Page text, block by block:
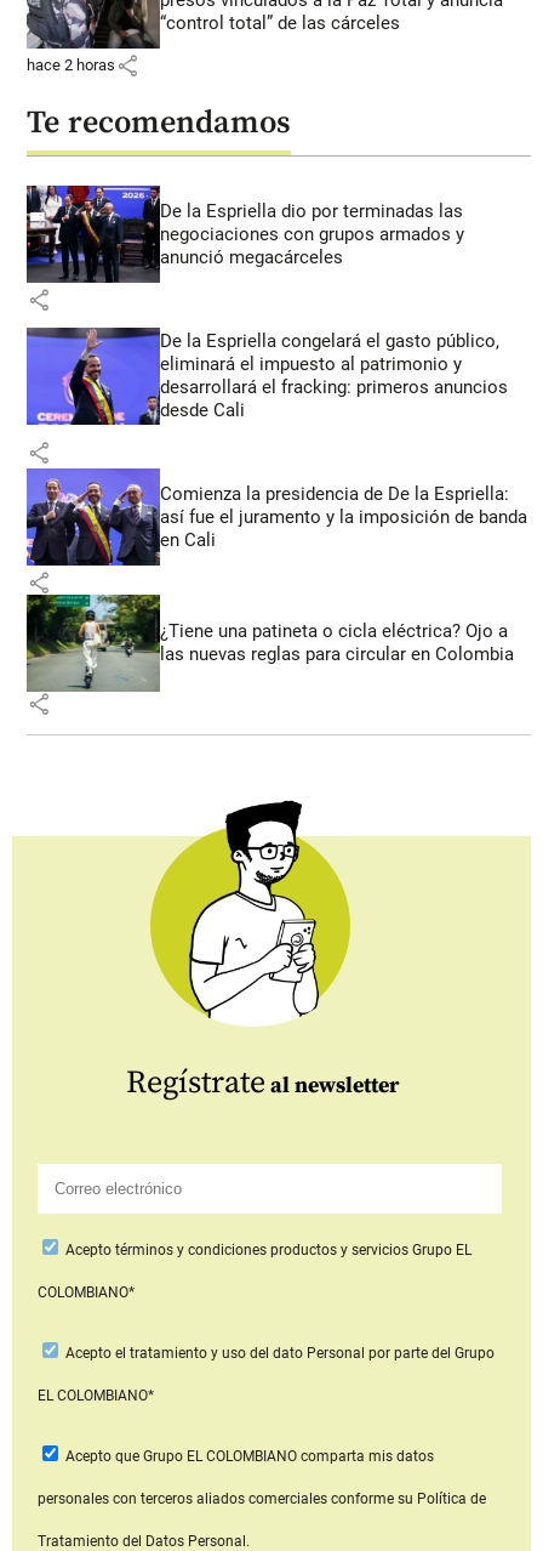
“control total” de las cárceles
hace 2 horas share
Te recomendamos
De la Espriella dio por terminadas las
negociaciones con grupos armados y
anunció megacárceles
share
De la Espriella congelará el gasto público,
eliminará el impuesto al patrimonio y
desarrollará el fracking: primeros anuncios
desde Cali
share
Comienza la presidencia de De la Espriella:
así fue el juramento y la imposición de banda
en Cali
share
¿Tiene una patineta o cicla eléctrica? Ojo a
las nuevas reglas para circular en Colombia
share
Regístrate al newsletter
Aceptotérminos y condiciones productos y serviciosGrupo EL
COLOMBIANO*
Acepto el tratamiento y uso del dato Personal por parte del Grupo
EL COLOMBIANO*
Acepto que Grupo EL COLOMBIANOcomparta mis datos
personales con terceros aliados comerciales conforme su Política de
Tratamiento del Datos Personal.